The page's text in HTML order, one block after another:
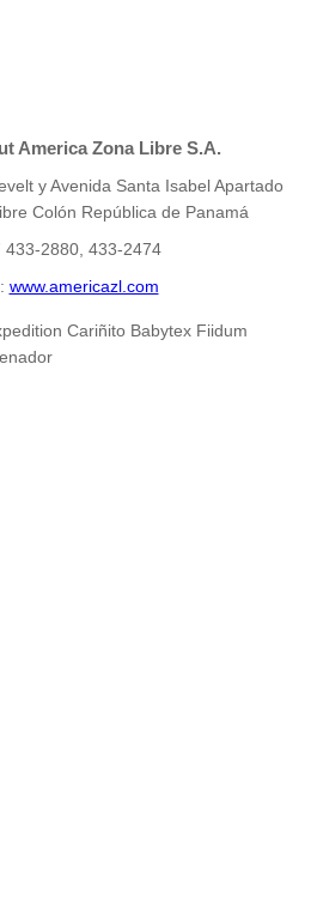
America Zona Libre S.A.
y Avenida Santa Isabel Apartado
Colón República de Panamá
433-2880, 433-2474
www.americazl.com
Cariñito Babytex Fiidum